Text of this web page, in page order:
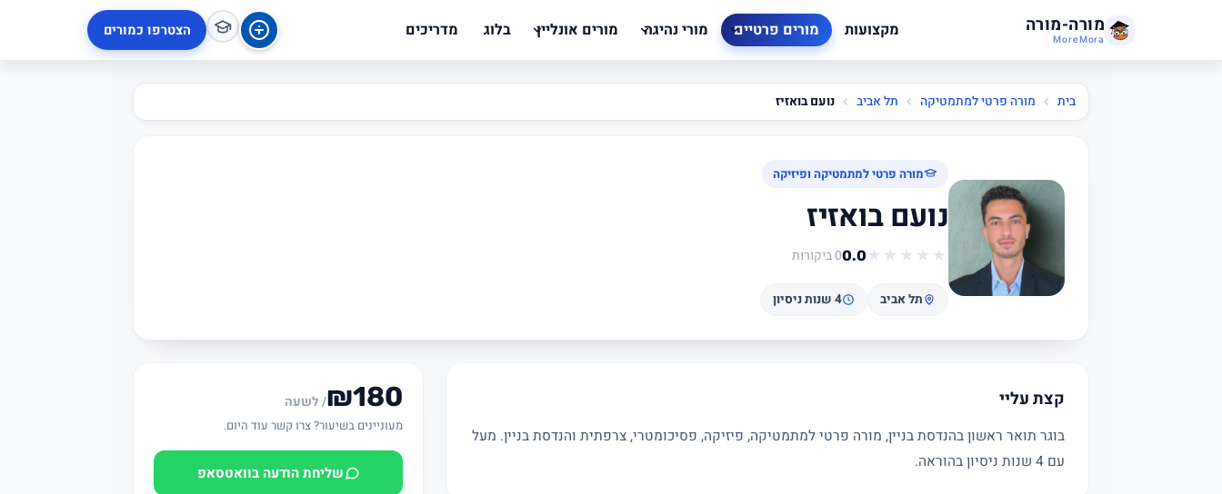
מורה-מורה
MoreMora מקצועות מורים פרטיים מורי נהיגה מורים אונליין בלוג מדריכים הצטרפו כמורים
בית מורה פרטי למתמטיקה תל אביב נועם בואזיז
מורה פרטי למתמטיקה ופיזיקה
נועם בואזיז
★
★
★
★
★
0.00 ביקורות
תל אביב 4 שנות ניסיון
קצת עליי
עם 4 שנות ניסיון בהוראה.
₪180/ לשעה
מעוניינים בשיעור? צרו קשר עוד היום.
שליחת הודעה בוואטסאפ